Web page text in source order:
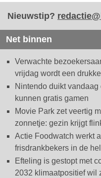
Nieuwstip?
Net binnen
Verwachte
vrijdag wordt een
Nintendo duikt
kunnen gratis gamen
Movie Park zet veertig
zonnetje: gezin krijgt
Actie Foodwatch werkt
frisdrankbekers in de
Efteling is gestopt met
2032 klimaatpositief wil